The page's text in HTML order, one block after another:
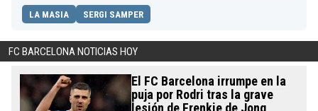
LA MASIA SERGI SAMPER
FC BARCELONA NOTICIAS HOY
El FC Barcelona irrumpe en la
puja por Rodri tras la grave
lesión de Frenkie de Jong